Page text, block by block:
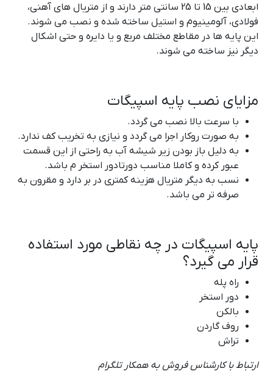
ابعادی بین 15 تا 25 سانتی متر دارند و از متریال های آهنی،
فولادی، آلومینیوم و استیل ساخته شده و نصب می شوند.
این پایه ها در مقاطع مختلف مربع و یا دایره و حتی اشکال
دیگر نیز ساخته می شوند.
مزایای نصب پایه اسپیگات
با سرعت بالا نصب می گردد.
به صورت روکار اجرا می گردد و نیازی به تخریب کف ندارد.
به دلیل باز بودن زیر شیشه آب به راحتی از این قسمت
عبور کرده و کاملا مناسب دورتادور استخر م باشد.
نسب به دیگر متریال هزینه کمتری در بر دارد و مقرون به
صرفه تر می باشد.
پایه اسپیگات در چه نقاطی مورد استفاده
قرار می گیرد؟
راه پله
دور استخر
بالکن
روف گاردن
تراش
ارتباط با کارشناس فروش به همکار تلگرام